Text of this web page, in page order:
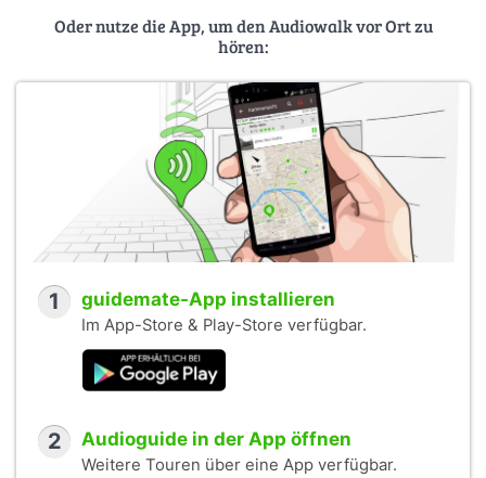
Oder nutze die App, um den Audiowalk vor Ort zu
hören:
1 guidemate-App installieren
Im App-Store & Play-Store verfügbar.
2 Audioguide in der App öffnen
Weitere Touren über eine App verfügbar.